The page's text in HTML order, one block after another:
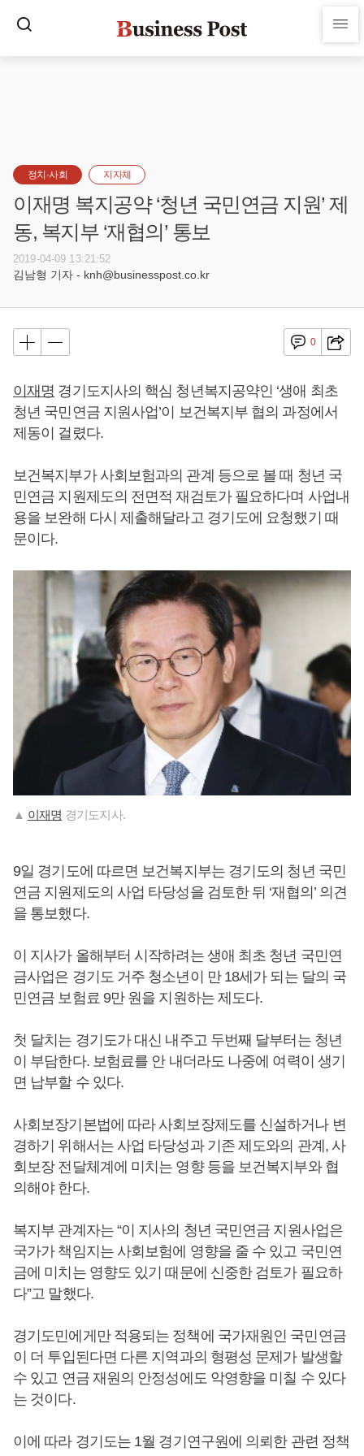
정치·사회 지자체
이재명 복지공약 ‘청년 국민연금 지원’ 제
동, 복지부 ‘재협의’ 통보
2019-04-09 13:21:52
김남형 기자 - knh@businesspost.co.kr
0
이재명 경기도지사의 핵심 청년복지공약인 ‘생애 최초
청년 국민연금 지원사업’이 보건복지부 협의 과정에서
제동이 걸렸다.
보건복지부가 사회보험과의 관계 등으로 볼 때 청년 국
민연금 지원제도의 전면적 재검토가 필요하다며 사업내
용을 보완해 다시 제출해달라고 경기도에 요청했기 때
문이다.
▲ 이재명 경기도지사.
9일 경기도에 따르면 보건복지부는 경기도의 청년 국민
연금 지원제도의 사업 타당성을 검토한 뒤 ‘재협의’ 의견
을 통보했다.
이 지사가 올해부터 시작하려는 생애 최초 청년 국민연
금사업은 경기도 거주 청소년이 만 18세가 되는 달의 국
민연금 보험료 9만 원을 지원하는 제도다.
첫 달치는 경기도가 대신 내주고 두번째 달부터는 청년
이 부담한다. 보험료를 안 내더라도 나중에 여력이 생기
면 납부할 수 있다.
사회보장기본법에 따라 사회보장제도를 신설하거나 변
경하기 위해서는 사업 타당성과 기존 제도와의 관계, 사
회보장 전달체계에 미치는 영향 등을 보건복지부와 협
의해야 한다.
복지부 관계자는 “이 지사의 청년 국민연금 지원사업은
국가가 책임지는 사회보험에 영향을 줄 수 있고 국민연
금에 미치는 영향도 있기 때문에 신중한 검토가 필요하
다”고 말했다.
경기도민에게만 적용되는 정책에 국가재원인 국민연금
이 더 투입된다면 다른 지역과의 형평성 문제가 발생할
수 있고 연금 재원의 안정성에도 악영향을 미칠 수 있다
는 것이다.
이에 따라 경기도는 1월 경기연구원에 의뢰한 관련 정책